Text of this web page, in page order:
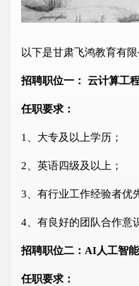
以下是甘肃飞鸿教育有
招聘职位一： 云计算工
任职要求：
1、大专及以上学历；
2、英语四级及以上；
3、有行业工作经验者优
4、有良好的团队合作意
招聘职位二：AI人工智
任职要求：